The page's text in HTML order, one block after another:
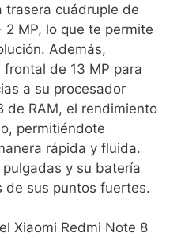
trasera‌ cuádruple de
2 MP, lo que⁤ te‍ permite
⁤Además,
de 13 MP⁤ para
a su procesador​
de ‍RAM, el rendimiento
permitiéndote
rápida ‍y fluida.
y su batería
de sus puntos fuertes.
Xiaomi Redmi Note 8